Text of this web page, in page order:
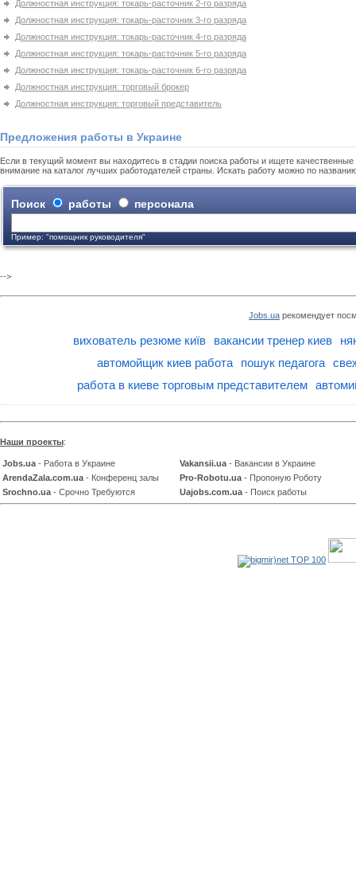
Должностная инструкция: токарь-расточник 2-го разряда
Должностная инструкция: токарь-расточник 3-го разряда
Должностная инструкция: токарь-расточник 4-го разряда
Должностная инструкция: токарь-расточник 5-го разряда
Должностная инструкция: токарь-расточник 6-го разряда
Должностная инструкция: торговый брокер
Должностная инструкция: торговый представитель
Предложения работы в Украине
Если в текущий момент вы находитесь в стадии поиска работы и ищете
внимание на каталог лучших работодателей страны. Искать работу можно по
Поиск работы персонала
Пример: "помощник руководителя"
-->
Jobs.ua рекомендует
вихователь резюме київ вакансии тренер киев
автомойщик киев работа
пошук педагога
работа в киеве торговым представителем
Наши проекты:
Jobs.ua - Работа в Украине Vakansii.ua - Вакансии в Украине
ArendaZala.com.ua - Конференц залы Pro-Robotu.ua - Пропоную Роботу
Srochno.ua - Срочно Требуются Uajobs.com.ua - Поиск работы